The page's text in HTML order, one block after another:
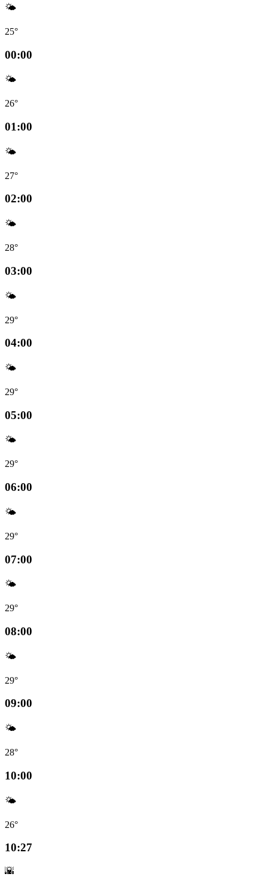
🌤️
25°
00:00
🌤️
26°
01:00
🌤️
27°
02:00
🌤️
28°
03:00
🌤️
29°
04:00
🌤️
29°
05:00
🌤️
29°
06:00
🌤️
29°
07:00
🌤️
29°
08:00
🌤️
29°
09:00
🌤️
28°
10:00
🌤️
26°
10:27
🌇